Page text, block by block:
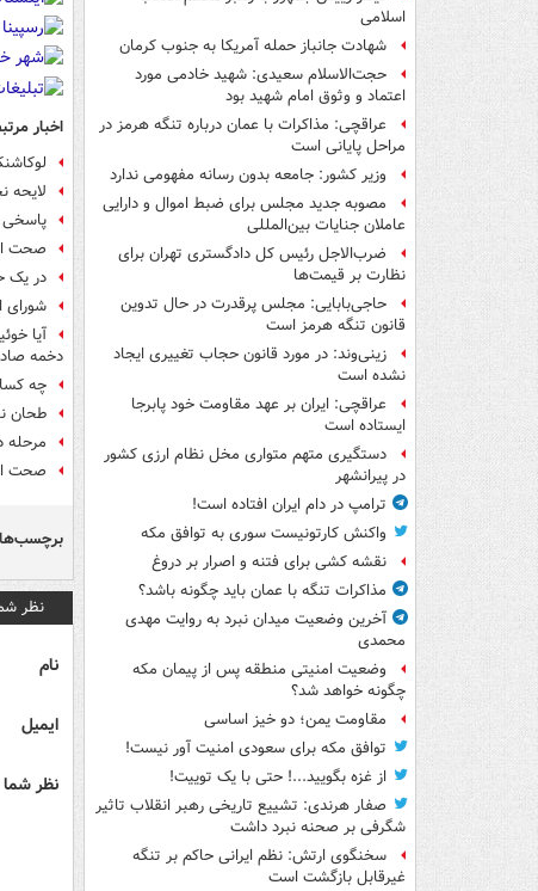
اسلامی
شهادت جانباز حمله آمریکا به جنوب کرمان
حجت‌الاسلام سعیدی: شهید خادمی مورد
اعتماد و وثوق امام شهید بود
عراقچی: مذاکرات با عمان درباره تنگه هرمز در
مراحل پایانی است
وزیر کشور: جامعه بدون رسانه مفهومی ندارد
مصوبه جدید مجلس برای ضبط اموال و دارایی
عاملان جنایات بین‌المللی
ضرب‌الاجل رئیس کل دادگستری تهران برای
نظارت بر قیمت‌ها
حاجی‌بابایی: مجلس پرقدرت در حال تدوین
قانون تنگه هرمز است
زینی‌وند: در مورد قانون حجاب تغییری ایجاد
نشده است
عراقچی: ایران بر عهد مقاومت خود پابرجا
ایستاده است
دستگیری متهم متواری مخل نظام ارزی کشور
در پیرانشهر
ترامپ در دام ایران افتاده است!
واکنش کارتونیست سوری به توافق مکه
نقشه کشی برای فتنه و اصرار بر دروغ
مذاکرات تنگه با عمان باید چگونه باشد؟
آخرین وضعیت میدان نبرد به روایت مهدی
محمدی
وضعیت امنیتی منطقه پس از پیمان مکه
چگونه خواهد شد؟
مقاومت یمن؛ دو خیز اساسی
توافق مکه برای سعودی امنیت آور نیست!
از غزه بگویید...! حتی با یک توییت!
صفار هرندی: تشییع تاریخی رهبر انقلاب تاثیر
شگرفی بر صحنه نبرد داشت
سخنگوی ارتش: نظم ایرانی حاکم بر تنگه
غیرقابل بازگشت است
اخبار
لایحه
پاسخی
صحت
در یک
شورای
آیا
دخمه
چه
طحان
مرحله دوم
صحت
برچسب‌ها
نظر
نام
ایمیل
نظر